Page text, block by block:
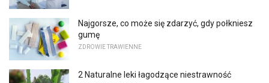
Najgorsze, co może się zdarzyć, gdy połkniesz
gumę
ZDROWIE TRAWIENNE
2 Naturalne leki łagodzące niestrawność